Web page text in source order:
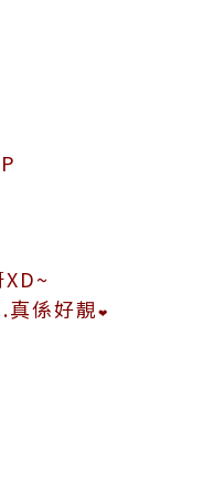
係好靚 ❤